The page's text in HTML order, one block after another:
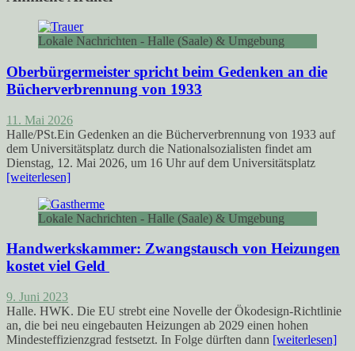
Lokale Nachrichten - Halle (Saale) & Umgebung
Oberbürgermeister spricht beim Gedenken an die
Bücherverbrennung von 1933
11. Mai 2026
Halle/PSt.Ein Gedenken an die Bücherverbrennung von 1933 auf
dem Universitätsplatz durch die Nationalsozialisten findet am
Dienstag, 12. Mai 2026, um 16 Uhr auf dem Universitätsplatz
[weiterlesen]
Lokale Nachrichten - Halle (Saale) & Umgebung
Handwerkskammer: Zwangstausch von Heizungen
kostet viel Geld
9. Juni 2023
Halle. HWK. Die EU strebt eine Novelle der Ökodesign-Richtlinie
an, die bei neu eingebauten Heizungen ab 2029 einen hohen
Mindesteffizienzgrad festsetzt. In Folge dürften dann [weiterlesen]